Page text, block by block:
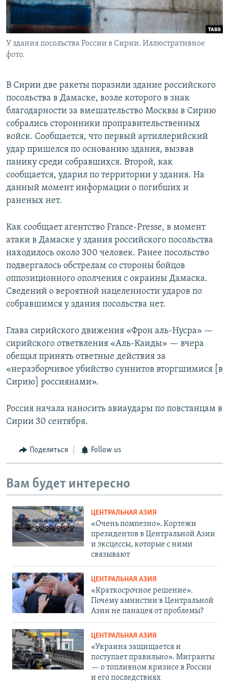
У здания посольства России в Сирии. Иллюстративное
фото.
В Сирии две ракеты поразили здание российского
посольства в Дамаске, возле которого в знак
благодарности за вмешательство Москвы в Сирию
собрались сторонники проправительственных
войск. Сообщается, что первый артиллерийский
удар пришелся по основанию здания, вызвав
панику среди собравшихся. Второй, как
сообщается, ударил по территории у здания. На
данный момент информации о погибших и
раненых нет.
Как сообщает агентство France-Presse, в момент
атаки в Дамаске у здания российского посольства
находилось около 300 человек. Ранее посольство
подвергалось обстрелам со стороны бойцов
оппозиционного ополчения с окраины Дамаска.
Сведений о вероятной нацеленности ударов по
собравшимся у здания посольства нет.
Глава сирийского движения «Фрон аль-Нусра» —
сирийского ответвления «Аль-Каиды» — вчера
обещал принять ответные действия за
«неразборчивое убийство суннитов вторгшимися [в
Сирию] россиянами».
Россия начала наносить авиаудары по повстанцам в
Сирии 30 сентября.
Поделиться Follow us
Вам будет интересно
ЦЕНТРАЛЬНАЯ АЗИЯ
«Очень помпезно». Кортежи
президентов в Центральной Азии
и эксцессы, которые с ними
связывают
ЦЕНТРАЛЬНАЯ АЗИЯ
«Краткосрочное решение».
Почему амнистии в Центральной
Азии не панацея от проблемы?
ЦЕНТРАЛЬНАЯ АЗИЯ
«Украина защищается и
поступает правильно». Мигранты
— о топливном кризисе в России
и его последствиях